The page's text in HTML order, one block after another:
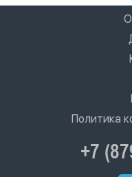
Политика
+7